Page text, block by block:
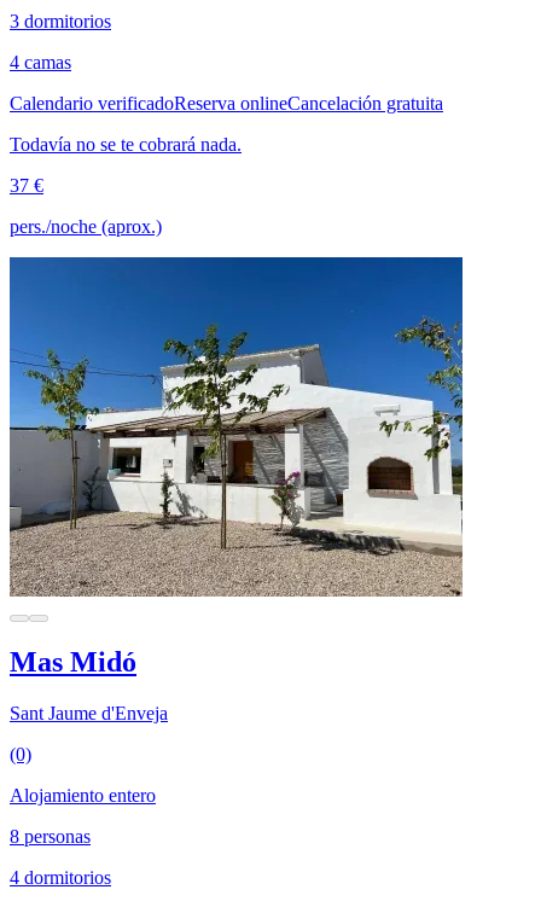
3 dormitorios
4 camas
Calendario verificadoReserva onlineCancelación gratuita
Todavía no se te cobrará nada.
37 €
pers./noche (aprox.)
Mas Midó
Sant Jaume d'Enveja
(0)
Alojamiento entero
8 personas
4 dormitorios